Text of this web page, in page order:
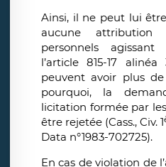
Ainsi, il ne peut lui
aucune attribution
personnels
l’article 815-17
peuvent avoir plus
pourquoi, la
licitation formée par
être rejetée (Cass., Civ. 1
Data n°1983-702725).
En cas de violation de